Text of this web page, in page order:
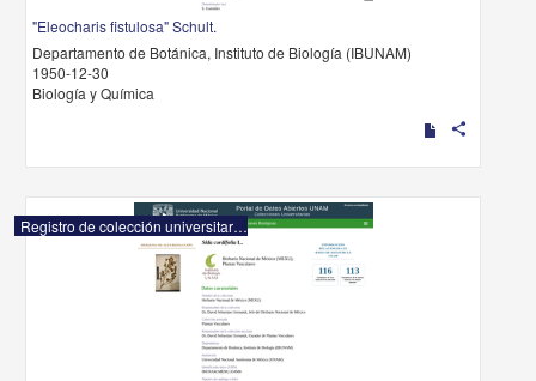
"Eleocharis fistulosa" Schult.
Departamento de Botánica, Instituto de Biología (IBUNAM)
1950-12-30
Biología y Química
share
Registro de colección universitaria